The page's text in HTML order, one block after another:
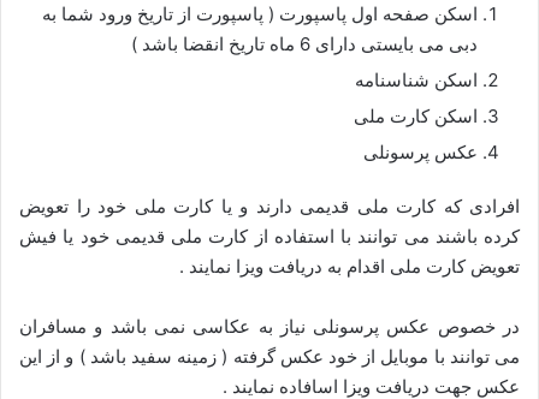
اسکن صفحه اول پاسپورت ( پاسپورت از تاریخ ورود شما به
دبی می بایستی دارای 6 ماه تاریخ انقضا باشد )
اسکن شناسنامه
اسکن کارت ملی
عکس پرسونلی
افرادی که کارت ملی قدیمی دارند و یا کارت ملی خود را تعویض
کرده باشند می توانند با استفاده از کارت ملی قدیمی خود یا فیش
تعویض کارت ملی اقدام به دریافت ویزا نمایند .
در خصوص عکس پرسونلی نیاز به عکاسی نمی باشد و مسافران
می توانند با موبایل از خود عکس گرفته ( زمینه سفید باشد ) و از این
عکس جهت دریافت ویزا اسافاده نمایند .